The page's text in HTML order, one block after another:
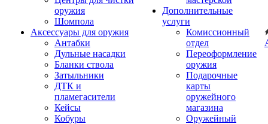
оружия
Шомпола
Аксессуары для оружия
Антабки
Дульные насадки
Бланки ствола
Затыльники
ДТК и
пламегасители
Кейсы
Кобуры
Дополнительные
услуги
Комиссионный
отдел
Переоформление
оружия
Подарочные
карты
оружейного
магазина
Оружейный